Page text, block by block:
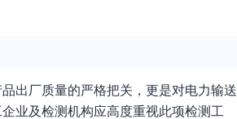
出厂质量的严格把关，更是对电力输送
业及检测机构应高度重视此项检测工